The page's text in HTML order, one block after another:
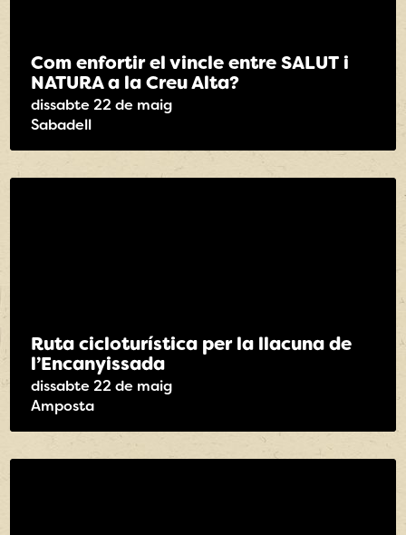
Com enfortir el vincle entre SALUT i
NATURA a la Creu Alta?
dissabte 22 de maig
Sabadell
Ruta cicloturística per la llacuna de
l’Encanyissada
dissabte 22 de maig
Amposta